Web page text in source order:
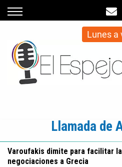
Lunes a
Llamada de
Varoufakis dimite para facilitar
negociaciones a Grecia